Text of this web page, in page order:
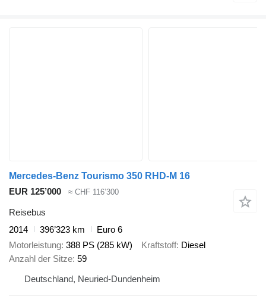
Mercedes-Benz Tourismo 350 RHD-M 16
EUR 125’000
≈ CHF 116’300
Reisebus
2014
396’323 km
Euro 6
Motorleistung 388 PS (285 kW) Kraftstoff Diesel
Anzahl der Sitze 59
Deutschland, Neuried-Dundenheim